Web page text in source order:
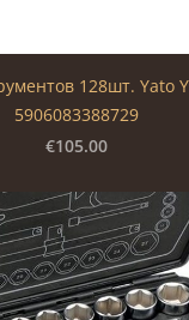
128шт. Yato
5906083388729
€105.00